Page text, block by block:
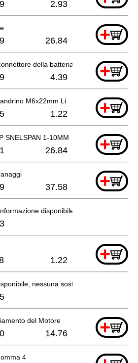
2.93
+
26.84
della batteria +
4.39
M6x22mm Li +
1.22
SNELSPAN 1-10MM +
26.84
+
37.58
disponibile, non ordinabile
+
1.22
nessuna sostituzione
del Motore +
14.76
4